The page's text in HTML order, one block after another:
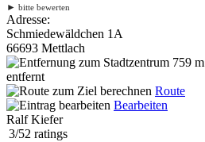
► bitte bewerten
Adresse:
Schmiedewäldchen 1A
66693 Mettlach
759 m
entfernt
Route
Bearbeiten
Ralf Kiefer
3/52 ratings